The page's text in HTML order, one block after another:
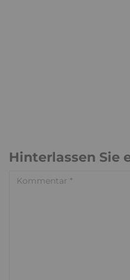
Hinterlassen Sie